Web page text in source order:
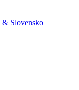
& Slovensko